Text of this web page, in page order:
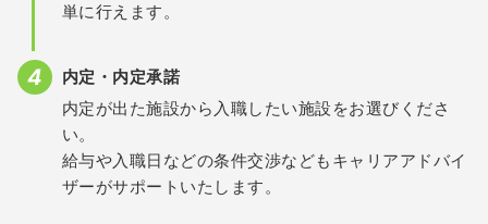
単に行えます。
内定・内定承諾
内定が出た施設から入職したい施設をお選びくださ
い。
給与や入職日などの条件交渉などもキャリアアドバイ
ザーがサポートいたします。